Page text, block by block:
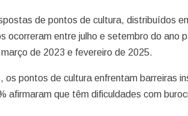
de pontos de cultura, distribuídos
ocorreram entre julho e setembro do ano
de 2023 e fevereiro de 2025.
os pontos de cultura enfrentam barreiras
afirmaram que têm dificuldades com